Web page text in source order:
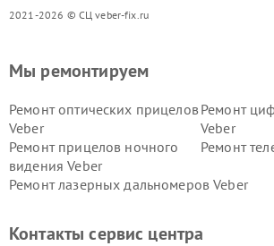
2021-2026 © СЦ veber-fix.ru
Мы ремонтируем
Ремонт оптических прицелов
Veber
Ремонт
Veber
Ремонт прицелов ночного
видения Veber
Ремонт
Ремонт лазерных дальномеров Veber
Контакты сервис центра